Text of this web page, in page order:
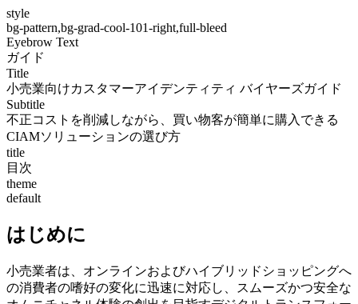
style
bg-pattern,bg-grad-cool-101-right,full-bleed
Eyebrow Text
ガイド
Title
小売業向けカスタマーアイデンティティ バイヤーズガイド
Subtitle
不正コストを削減しながら、買い物客が簡単に購入できる
CIAMソリューションの選び方
title
目次
theme
default
はじめに
小売業者は、オンラインおよびハイブリッドショッピングへ
の消費者の嗜好の変化に迅速に対応し、スムーズかつ安全な